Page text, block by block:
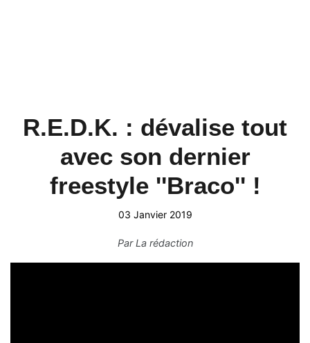
R.E.D.K. : dévalise tout
avec son dernier
freestyle ''Braco'' !
03 Janvier 2019
ParLa rédaction